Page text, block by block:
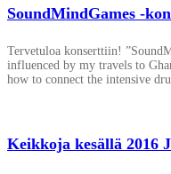
SoundMindGames -
Tervetuloa konserttiin!
influenced by my travels to
how to connect the intensive
Keikkoja kesällä 2016